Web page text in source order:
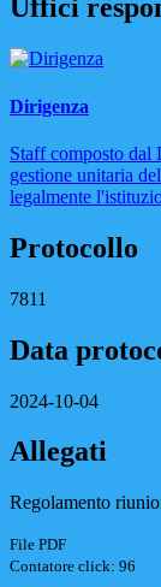
Uffici
Dirigenza
Staff composto dal
gestione unitaria
legalmente
Protocollo
7811
Data
2024-10-04
Allegati
Regolamento
File PDF
Contatore click: 96